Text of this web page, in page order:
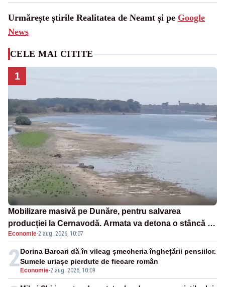
Urmărește știrile Realitatea de Neamt și pe Google
News
CELE MAI CITITE
1
Mobilizare masivă pe Dunăre, pentru salvarea
producției la Cernavodă. Armata va detona o stâncă și
va devia apa fluviului - IMAGINI AERIENE
Economie·2 aug. 2026, 10:07
2 Economie-2 aug. 2026, 10:09
Dorina Barcari dă în vileag șmecheria înghețării pensiilor.
Sumele uriașe pierdute de fiecare român